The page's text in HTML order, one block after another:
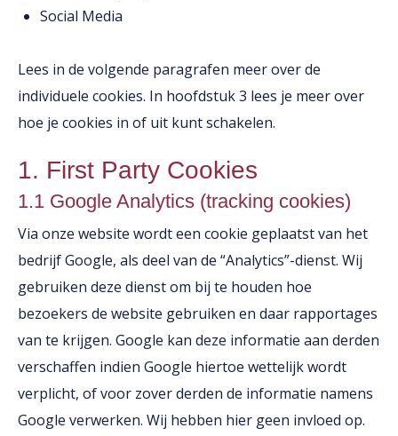
Social Media
Lees in de volgende paragrafen meer over de
individuele cookies. In hoofdstuk 3 lees je meer over
hoe je cookies in of uit kunt schakelen.
1. First Party Cookies
1.1 Google Analytics (tracking cookies)
Via onze website wordt een cookie geplaatst van het
bedrijf Google, als deel van de “Analytics”-dienst. Wij
gebruiken deze dienst om bij te houden hoe
bezoekers de website gebruiken en daar rapportages
van te krijgen. Google kan deze informatie aan derden
verschaffen indien Google hiertoe wettelijk wordt
verplicht, of voor zover derden de informatie namens
Google verwerken. Wij hebben hier geen invloed op.